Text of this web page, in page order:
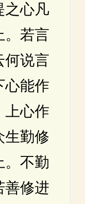
之心凡
。若言
何说言
心能作
上心作
生勤修
。不勤
善修进